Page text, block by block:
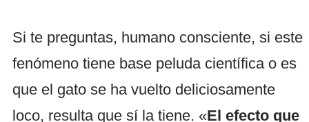
Si te preguntas, humano consciente, si este
fenómeno tiene base peluda científica o es
que el gato se ha vuelto deliciosamente
loco, resulta que sí la tiene. «El efecto que